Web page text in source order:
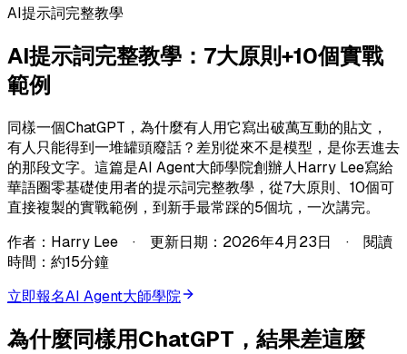
AI提示詞完整教學
AI提示詞完整教學：7大原則+10個實戰
範例
同樣一個ChatGPT，為什麼有人用它寫出破萬互動的貼文，
有人只能得到一堆罐頭廢話？差別從來不是模型，是你丟進去
的那段文字。這篇是AI Agent大師學院創辦人Harry Lee寫給
華語圈零基礎使用者的提示詞完整教學，從7大原則、10個可
直接複製的實戰範例，到新手最常踩的5個坑，一次講完。
作者：Harry Lee · 更新日期：2026年4月23日 · 閱讀
時間：約15分鐘
立即報名AI Agent大師學院
為什麼同樣用ChatGPT，結果差這麼